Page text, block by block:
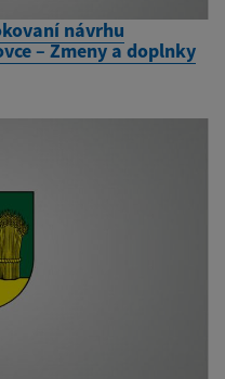
návrhu
– Zmeny a doplnky